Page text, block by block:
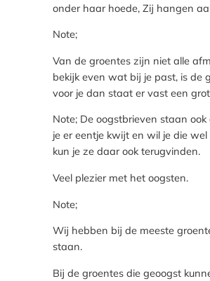
onder haar hoede, Zij hangen
Note;
Van de groentes zijn niet alle
bekijk even wat bij je past, is de
voor je dan staat er vast een
Note; De oogstbrieven staan ook
je er eentje kwijt en wil je die
kun je ze daar ook terugvinden.
Veel plezier met het oogsten.
Note;
Wij hebben bij de meeste
staan.
Bij de groentes die geoogst